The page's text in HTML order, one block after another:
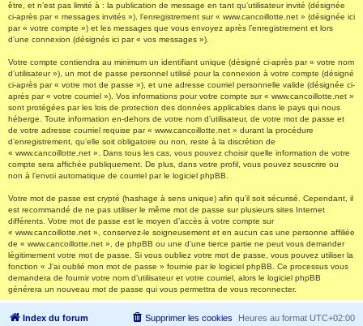
être, et n’est pas limité à : la publication de message en tant qu’utilisateur invité (désignée
ci-après par « messages invités »), l’enregistrement sur « www.cancoillotte.net » (désignée ici
par « votre compte ») et les messages que vous envoyez après l’enregistrement et lors
d’une connexion (désignés ici par « vos messages »).
Votre compte contiendra au minimum un identifiant unique (désigné ci-après par « votre nom
d’utilisateur »), un mot de passe personnel utilisé pour la connexion à votre compte (désigné
ci-après par « votre mot de passe »), et une adresse courriel personnelle valide (désignée ci-
après par « votre courriel »). Vos informations pour votre compte sur « www.cancoillotte.net »
sont protégées par les lois de protection des données applicables dans le pays qui nous
héberge. Toute information en-dehors de votre nom d’utilisateur, de votre mot de passe et
de votre adresse courriel requise par « www.cancoillotte.net » durant la procédure
d’enregistrement, qu’elle soit obligatoire ou non, reste à la discrétion de
« www.cancoillotte.net ». Dans tous les cas, vous pouvez choisir quelle information de votre
compte sera affichée publiquement. De plus, dans votre profil, vous pouvez souscrire ou
non à l’envoi automatique de courriel par le logiciel phpBB.
Votre mot de passe est crypté (hashage à sens unique) afin qu’il soit sécurisé. Cependant, il
est recommandé de ne pas utiliser le même mot de passe sur plusieurs sites Internet
différents. Votre mot de passe est le moyen d’accès à votre compte sur
« www.cancoillotte.net », conservez-le soigneusement et en aucun cas une personne affiliée
de « www.cancoillotte.net », de phpBB ou une d’une tierce partie ne peut vous demander
légitimement votre mot de passe. Si vous oubliez votre mot de passe, vous pouvez utiliser la
fonction « J’ai oublié mon mot de passe » fournie par le logiciel phpBB. Ce processus vous
demandera de fournir votre nom d’utilisateur et votre courriel, alors le logiciel phpBB
générera un nouveau mot de passe qui vous permettra de vous reconnecter.
Index du forum Heures au format UTC+02:00
Supprimer les cookies